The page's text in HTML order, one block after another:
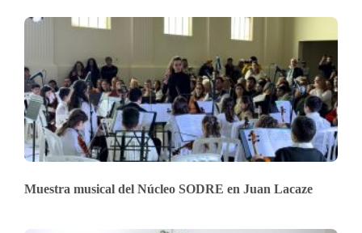
Muestra musical del Núcleo SODRE en Juan Lacaze